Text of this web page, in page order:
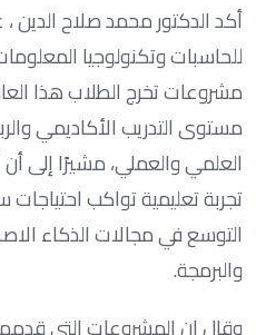
أكد الدكتور محمد صلاح الدين
للحاسبات وتكنولوجيا
مشروعات تخرج الطلاب هذا
مستوى التدريب الأكاديمي
العلمي والعملي، مشيرًا إلى
تجربة تعليمية تواكب
التوسع في مجالات الذكاء
والبرمجة.
وقال إن المشروعات التي